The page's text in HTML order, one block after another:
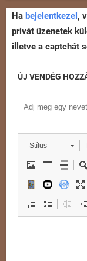
Ha bejelentkezel ,
privát üzenetek
illetve a captchát
ÚJ VENDÉG
Stílus